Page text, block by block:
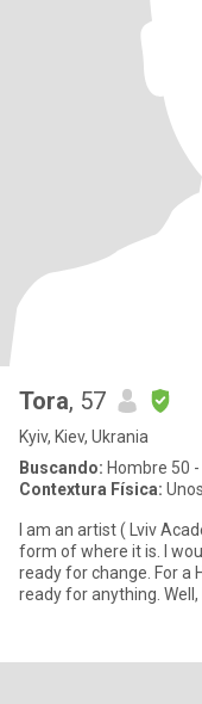
Tora, 57
Kyiv, Kiev, Ukrania
Buscando: Hombre 50 -
Contextura Física:
I am an artist ( Lviv Academy of Arts). Water always takes the
form of where it is. I
ready for change. For a
ready for anything.